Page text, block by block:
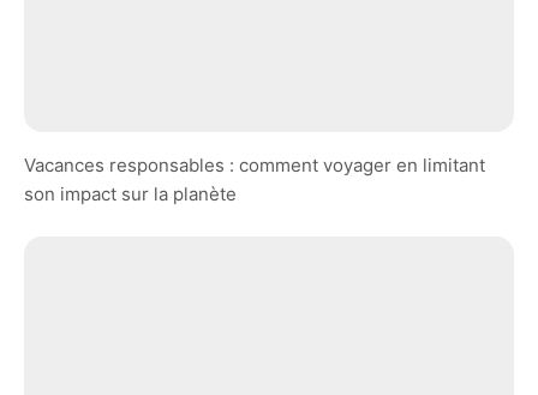
Vacances responsables : comment voyager en limitant
son impact sur la planète